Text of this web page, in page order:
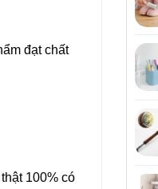
đạt chất
100% có